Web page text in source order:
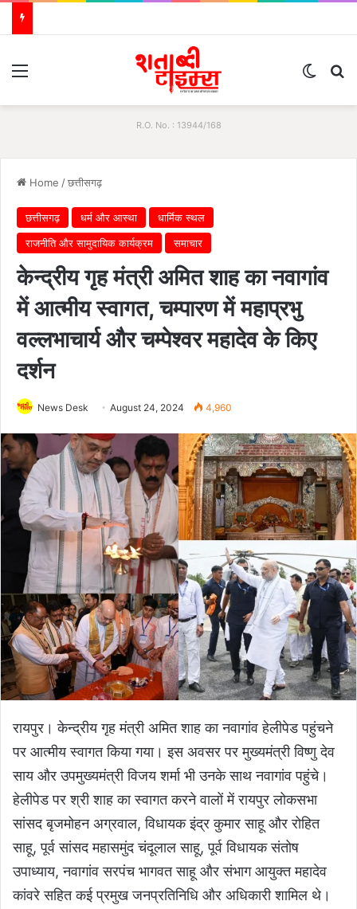
R.O. No. : 13944/168
Home /छत्तीसगढ़
छत्तीसगढ़ धर्म और आस्था
धार्मिक स्थल
राजनीति और सामुदायिक कार्यक्रम
समाचार
केन्द्रीय गृह मंत्री अमित शाह का नवागांव
में आत्मीय स्वागत, चम्पारण में महाप्रभु
वल्लभाचार्य और चम्पेश्वर महादेव के किए
दर्शन
News Desk August 24, 2024 4,960
रायपुर। केन्द्रीय गृह मंत्री अमित शाह का नवागांव हेलीपेड पहुंचने
पर आत्मीय स्वागत किया गया। इस अवसर पर मुख्यमंत्री विष्णु देव
साय और उपमुख्यमंत्री विजय शर्मा भी उनके साथ नवागांव पहुंचे।
हेलीपेड पर श्री शाह का स्वागत करने वालों में रायपुर लोकसभा
सांसद बृजमोहन अग्रवाल, विधायक इंद्र कुमार साहू और रोहित
साहू, पूर्व सांसद महासमुंद चंदूलाल साहू, पूर्व विधायक संतोष
उपाध्याय, नवागांव सरपंच भागवत साहू और संभाग आयुक्त महादेव
कांवरे सहित कई प्रमुख जनप्रतिनिधि और अधिकारी शामिल थे।